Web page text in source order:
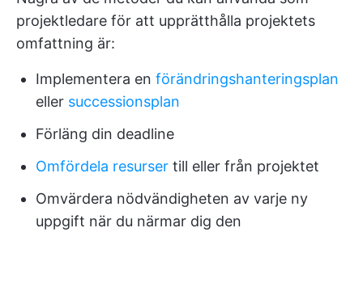
projektledare för att upprätthålla projektets
omfattning är:
Implementera en förändringshanteringsplan
eller successionsplan
Förläng din deadline
Omfördela resurser till eller från projektet
Omvärdera nödvändigheten av varje ny
uppgift när du närmar dig den